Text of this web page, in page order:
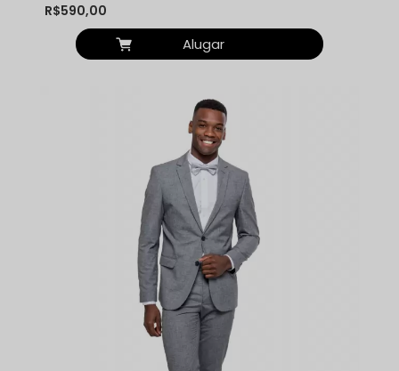
R$590,00
Alugar